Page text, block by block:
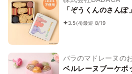
「ぞうくんのさん
3.5(4)最短 8/19
バラのマドレーヌの
ベルレーヌブーケボ